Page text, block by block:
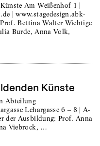
Am Weißenhof 1 |
| www.stagedesign.abk-
Bettina Walter Wichtige
Burde, Anna Volk,
Künste
Abteilung
Lehargasse 6 – 8 | A-
der Ausbildung: Prof. Anna
Viebrock, …